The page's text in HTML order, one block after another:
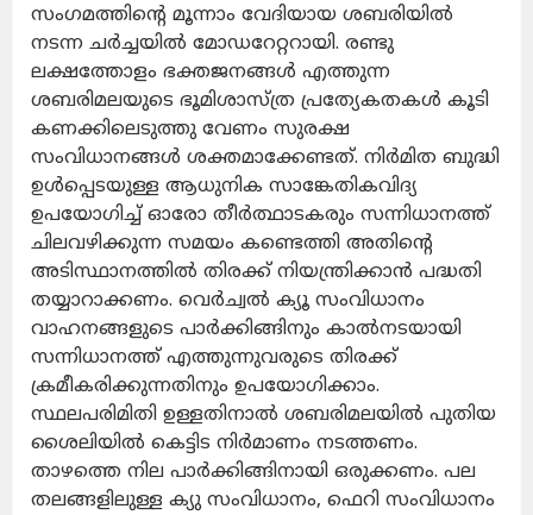
സംഗമത്തിന്റെ മൂന്നാം വേദിയായ ശബരിയിൽ
നടന്ന ചർച്ചയിൽ മോഡറേറ്ററായി. രണ്ടു
ലക്ഷത്തോളം ഭക്തജനങ്ങൾ എത്തുന്ന
ശബരിമലയുടെ ഭൂമിശാസ്ത്ര പ്രത്യേകതകൾ കൂടി
കണക്കിലെടുത്തു വേണം സുരക്ഷ
സംവിധാനങ്ങൾ ശക്തമാക്കേണ്ടത്. നിർമിത ബുദ്ധി
ഉൾപ്പെടയുള്ള ആധുനിക സാങ്കേതികവിദ്യ
ഉപയോഗിച്ച് ഓരോ തീർത്ഥാടകരും സന്നിധാനത്ത്
ചിലവഴിക്കുന്ന സമയം കണ്ടെത്തി അതിന്റെ
അടിസ്ഥാനത്തിൽ തിരക്ക് നിയന്ത്രിക്കാൻ പദ്ധതി
തയ്യാറാക്കണം. വെർച്വൽ ക്യൂ സംവിധാനം
വാഹനങ്ങളുടെ പാർക്കിങ്ങിനും കാൽനടയായി
സന്നിധാനത്ത് എത്തുന്നുവരുടെ തിരക്ക്
ക്രമീകരിക്കുന്നതിനും ഉപയോഗിക്കാം.
സ്ഥലപരിമിതി ഉള്ളതിനാൽ ശബരിമലയിൽ പുതിയ
ശൈലിയിൽ കെട്ടിട നിർമാണം നടത്തണം.
താഴത്തെ നില പാർക്കിങ്ങിനായി ഒരുക്കണം. പല
തലങ്ങളിലുള്ള ക്യു സംവിധാനം, ഫെറി സംവിധാനം